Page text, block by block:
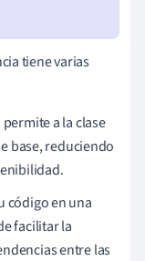
tiene varias
a la clase
base, reduciendo
código en una
facilitar la
entre las